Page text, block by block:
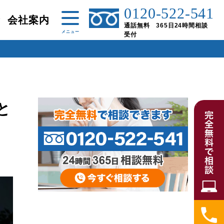
会社案内 0120-522-541
通話無料 365日24時間相談
受付